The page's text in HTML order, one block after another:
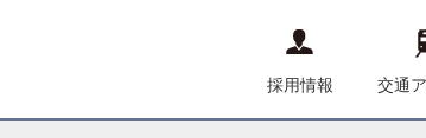
採用情報 交通